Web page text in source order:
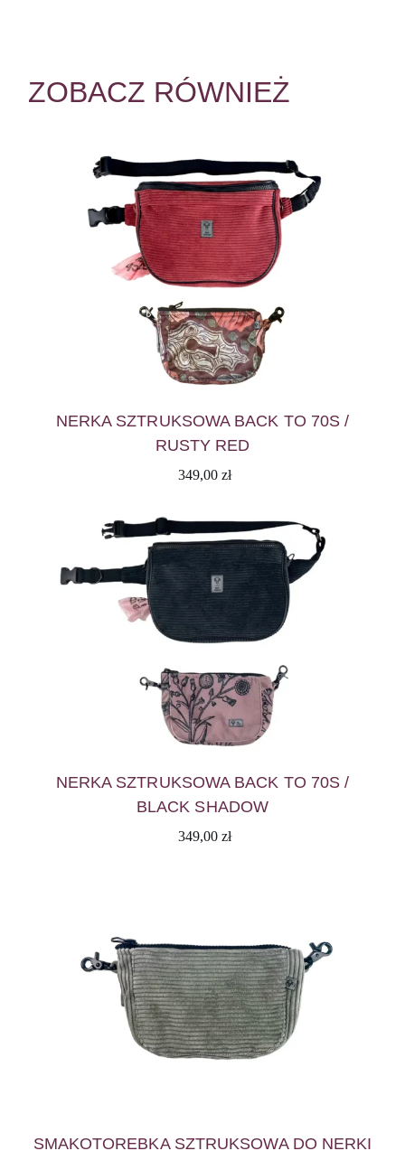
ZOBACZ RÓWNIEŻ
NERKA SZTRUKSOWA BACK TO 70S /
RUSTY RED
349,00 zł
NERKA SZTRUKSOWA BACK TO 70S /
BLACK SHADOW
349,00 zł
SMAKOTOREBKA SZTRUKSOWA DO NERKI